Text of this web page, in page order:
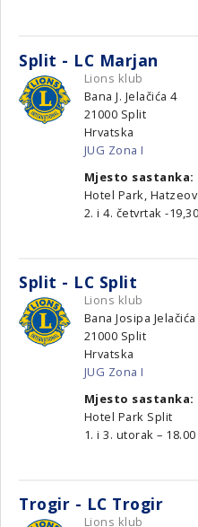
Split - LC Marjan
Lions klub
Bana J. Jelačića 4
21000 Split
Hrvatska
JUG Zona I
Mjesto sastanka:
Hotel Park,
2. i 4. četvrtak -19,30
Split - LC Split
Lions klub
Bana Josipa
21000 Split
Hrvatska
JUG Zona I
Mjesto sastanka:
Hotel Park Split
1. i 3. utorak – 18.00
Trogir - LC Trogir
Lions klub